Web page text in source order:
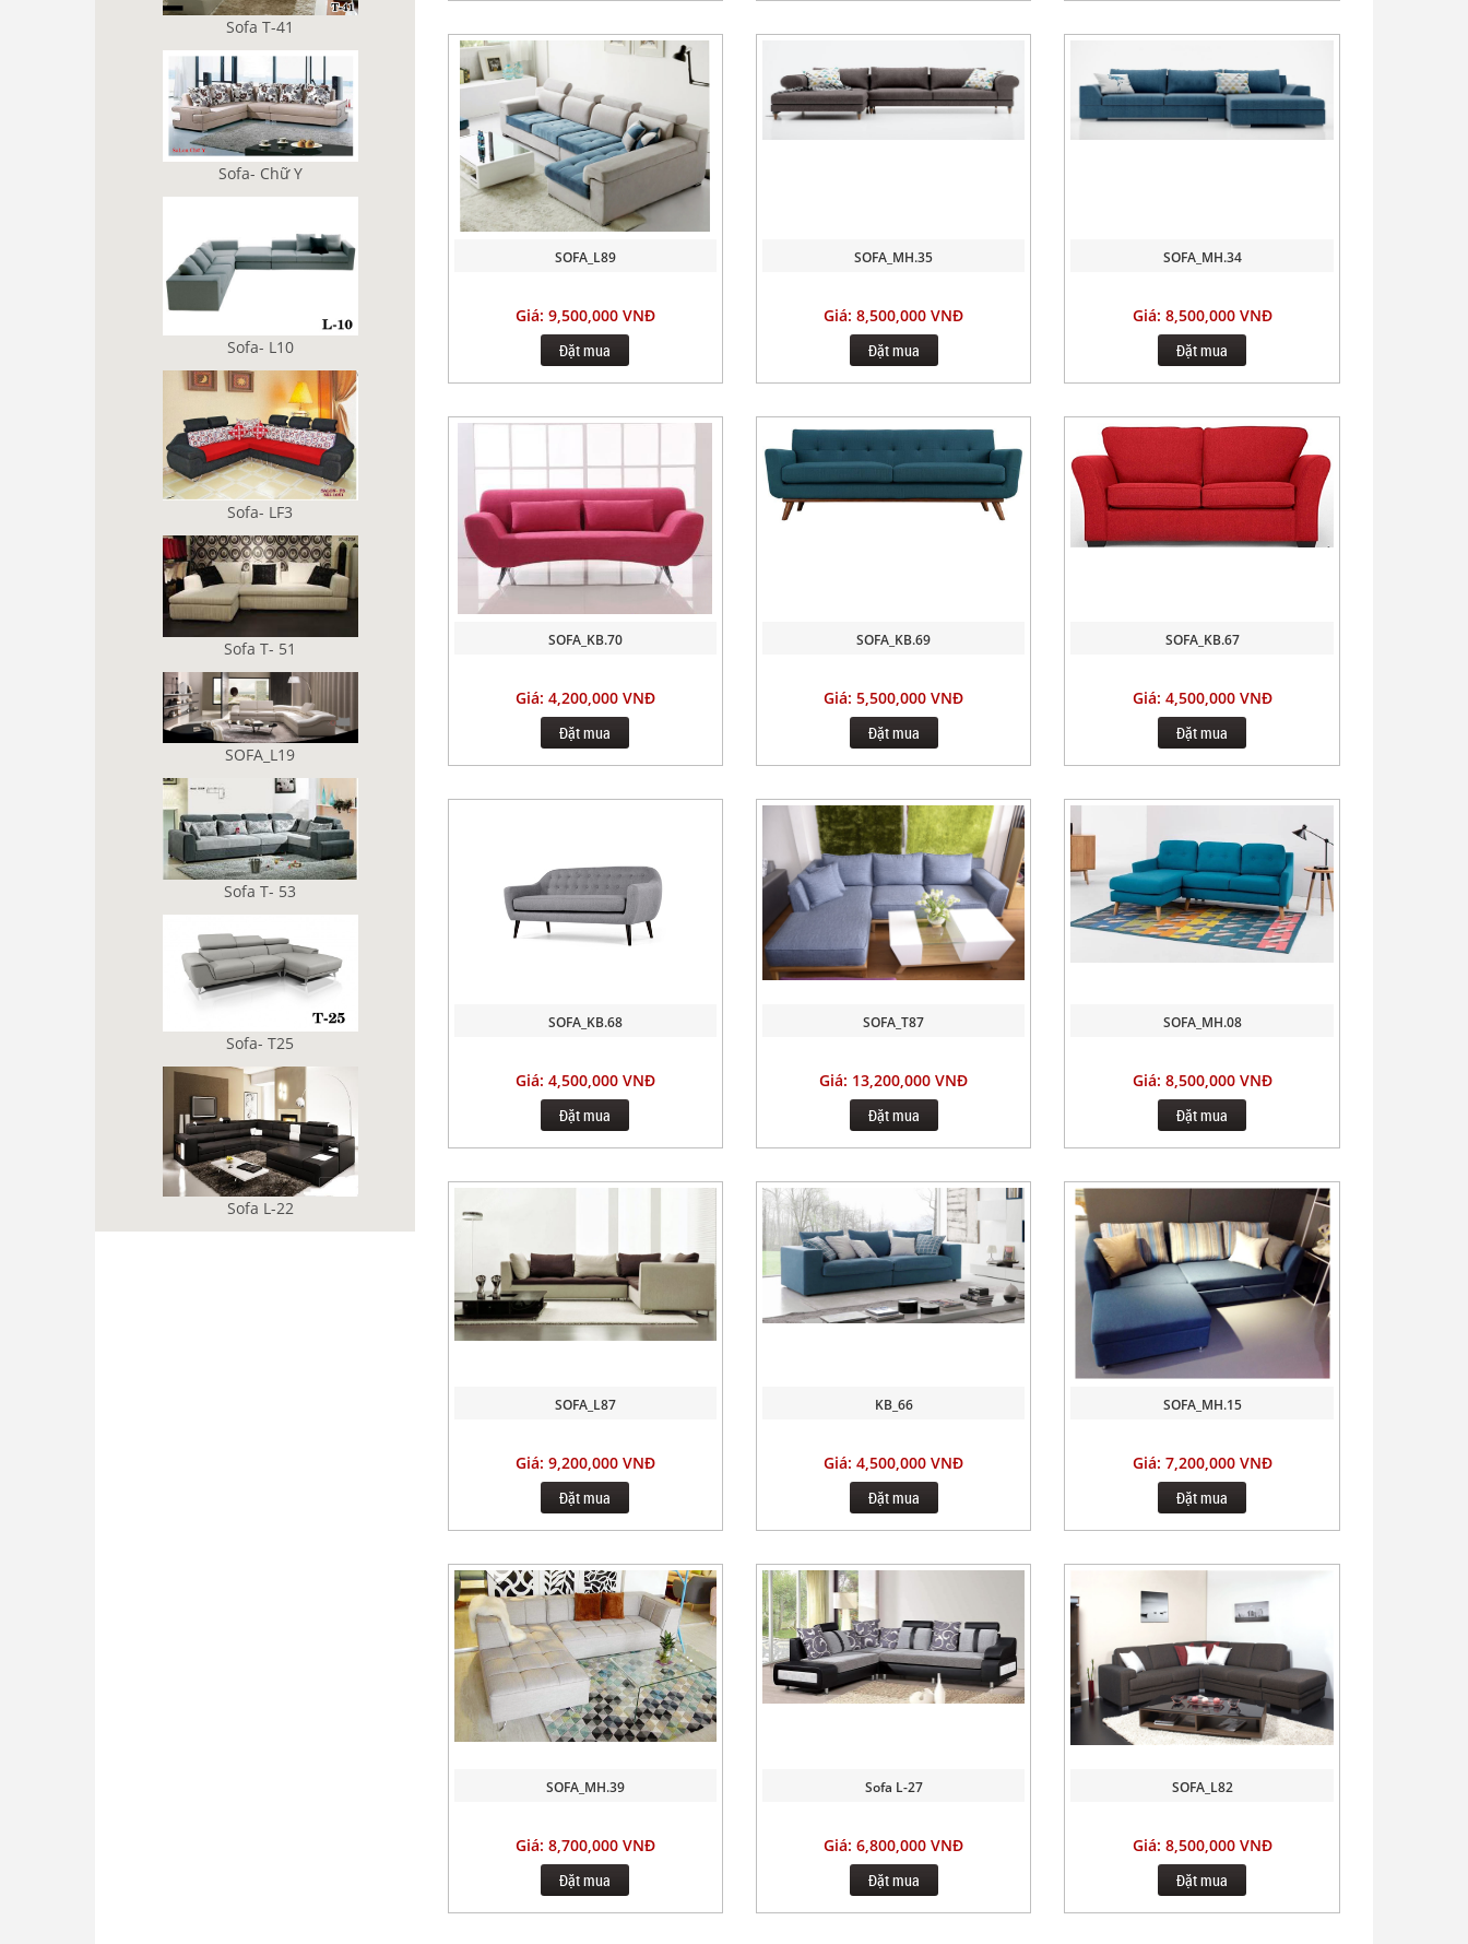
Sofa T-41
Sofa- Chữ Y
Sofa- L10
Sofa- LF3
Sofa T- 51
SOFA_L19
Sofa T- 53
Sofa- T25
Sofa L-22
SOFA_L89
Giá: 9,500,000 VNĐ
Đặt mua
SOFA_MH.35
Giá: 8,500,000 VNĐ
Đặt mua
SOFA_MH.34
Giá: 8,500,000 VNĐ
Đặt mua
SOFA_KB.70
Giá: 4,200,000 VNĐ
Đặt mua
SOFA_KB.69
Giá: 5,500,000 VNĐ
Đặt mua
SOFA_KB.67
Giá: 4,500,000 VNĐ
Đặt mua
SOFA_KB.68
Giá: 4,500,000 VNĐ
Đặt mua
SOFA_T87
Giá: 13,200,000 VNĐ
Đặt mua
SOFA_MH.08
Giá: 8,500,000 VNĐ
Đặt mua
SOFA_L87
Giá: 9,200,000 VNĐ
Đặt mua
KB_66
Giá: 4,500,000 VNĐ
Đặt mua
SOFA_MH.15
Giá: 7,200,000 VNĐ
Đặt mua
SOFA_MH.39
Giá: 8,700,000 VNĐ
Đặt mua
Sofa L-27
Giá: 6,800,000 VNĐ
Đặt mua
SOFA_L82
Giá: 8,500,000 VNĐ
Đặt mua